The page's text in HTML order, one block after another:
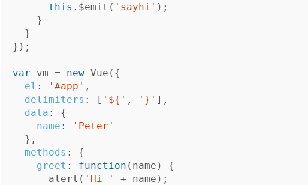
this . $emit ( ' sayhi ' );
}
}
});
var vm = new Vue ({
el : ' #app ' ,
delimiters : [ ' ${ ' , ' } ' ],
data :
{
name : ' Peter '
},
methods :
{
greet : function ( name )
{
alert ( ' Hi ' + name );